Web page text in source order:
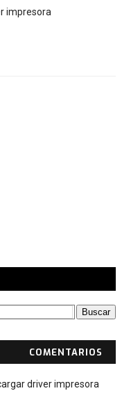
impresora
COMENTARIOS
driver impresora